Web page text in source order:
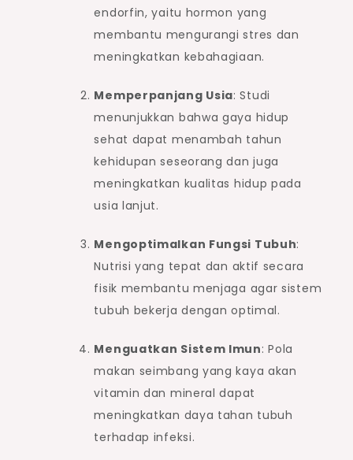
endorfin, yaitu hormon yang
membantu mengurangi stres dan
meningkatkan kebahagiaan.
Memperpanjang Usia: Studi
menunjukkan bahwa gaya hidup
sehat dapat menambah tahun
kehidupan seseorang dan juga
meningkatkan kualitas hidup pada
usia lanjut.
Mengoptimalkan Fungsi Tubuh:
Nutrisi yang tepat dan aktif secara
fisik membantu menjaga agar sistem
tubuh bekerja dengan optimal.
Menguatkan Sistem Imun: Pola
makan seimbang yang kaya akan
vitamin dan mineral dapat
meningkatkan daya tahan tubuh
terhadap infeksi.